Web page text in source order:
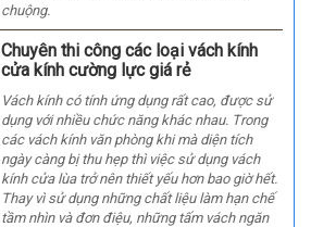
chuộng.
Chuyên thi công các loại vách kính
cửa kính cường lực giá rẻ
Vách kính có tính ứng dụng rất cao, được sử
dụng với nhiều chức năng khác nhau. Trong
các vách kính văn phòng khi mà diện tích
ngày càng bị thu hẹp thì việc sử dụng vách
kính cửa lùa trở nên thiết yếu hơn bao giờ hết.
Thay vì sử dụng những chất liệu làm hạn chế
tầm nhìn và đơn điệu, những tấm vách ngăn